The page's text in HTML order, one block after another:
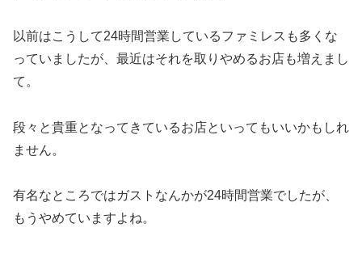
以前はこうして24時間営業しているファミレスも多くな
っていましたが、最近はそれを取りやめるお店も増えまし
て。
段々と貴重となってきているお店といってもいいかもしれ
ません。
有名なところではガストなんかが24時間営業でしたが、
もうやめていますよね。